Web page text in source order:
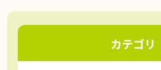
カテゴリ